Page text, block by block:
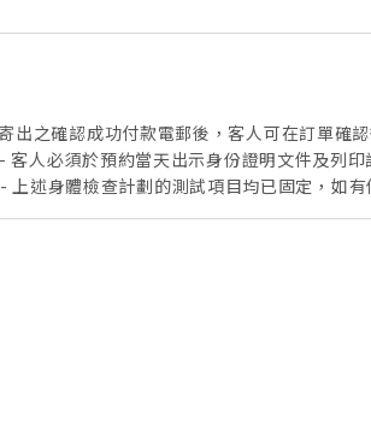
之確認成功付款電郵後，客人可在訂單確
必須於預約當天出示身份證明文件及列印
述身體檢查計劃的測試項目均已固定，如
其他促銷優惠同時使用，亦不適用於保